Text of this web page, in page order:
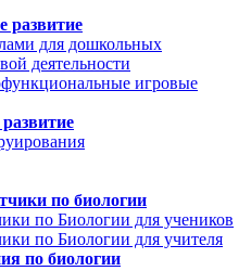
развитие
для дошкольных
деятельности
игровые
по биологии
по Биологии для учеников
по Биологии для учителя
по биологии